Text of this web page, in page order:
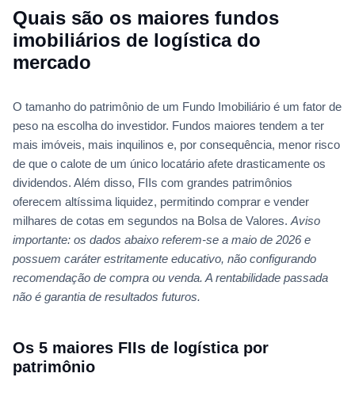
Quais são os maiores fundos
imobiliários de logística do
mercado
O tamanho do patrimônio de um Fundo Imobiliário é um fator de
peso na escolha do investidor. Fundos maiores tendem a ter
mais imóveis, mais inquilinos e, por consequência, menor risco
de que o calote de um único locatário afete drasticamente os
dividendos. Além disso, FIIs com grandes patrimônios
oferecem altíssima liquidez, permitindo comprar e vender
milhares de cotas em segundos na Bolsa de Valores. Aviso
importante: os dados abaixo referem-se a maio de 2026 e
possuem caráter estritamente educativo, não configurando
recomendação de compra ou venda. A rentabilidade passada
não é garantia de resultados futuros.
Os 5 maiores FIIs de logística por
patrimônio